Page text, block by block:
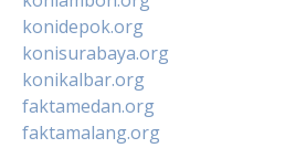
konidepok.org
konisurabaya.org
konikalbar.org
faktamedan.org
faktamalang.org